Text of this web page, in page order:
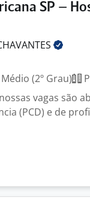
SP –
(2º Grau)
vagas são
(PCD) e de